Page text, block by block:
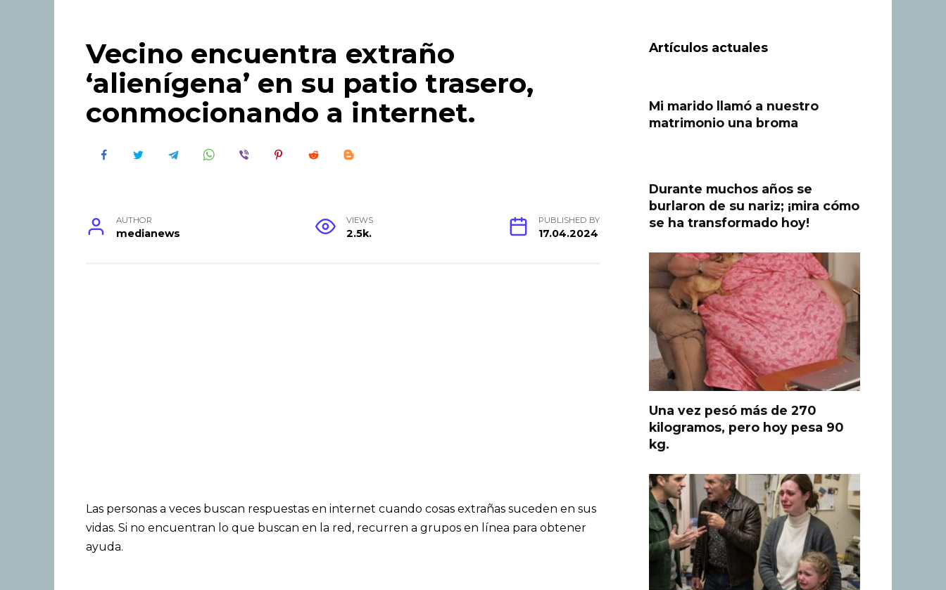
Vecino encuentra extraño
‘alienígena’ en su patio trasero,
conmocionando a internet.
AUTHOR
medianews
VIEWS
2.5k.
PUBLISHED BY
17.04.2024
Las personas a veces buscan respuestas en internet cuando cosas extrañas suceden en sus
vidas. Si no encuentran lo que buscan en la red, recurren a grupos en línea para obtener
ayuda.
Artículos actuales
Mi marido llamó a nuestro
matrimonio una broma
Durante muchos años se
burlaron de su nariz; ¡mira cómo
se ha transformado hoy!
Una vez pesó más de 270
kilogramos, pero hoy pesa 90
kg.